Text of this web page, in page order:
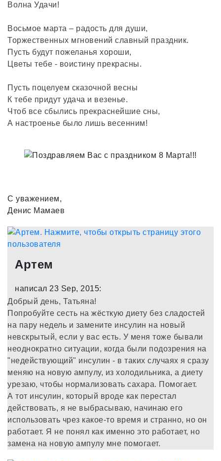
Волна Удачи!
Восьмое марта – радость для души,
Торжественных мгновений славный праздник.
Пусть будут пожеланья хороши,
Цветы тебе - воистину прекрасны.
Пусть поцелуем сказочной весны
К тебе придут удача и везенье.
Чтоб все сбылись прекраснейшие сны,
А настроенье было лишь весенним!
С уважением,
Денис Мамаев
Артем
написал 23 Sep, 2015:
Добрый день, Татьяна!
Попробуйте сесть на жёсткую диету без сладостей
на пару недель и замените инсулин на новый
невскрытый, если у вас есть. У меня тоже бывали
неоднократно ситуации, когда были подозрения на
"недействующий" инсулин - в таких случаях я сразу
меняю на новую ампулу, из холодильника, а диету
урезаю, чтобы нормализовать сахара. Помогает.
А тот инсулин, который вроде как перестал
действовать, я не выбрасываю, начинаю его
использовать чрез какое-то время и странно, но он
работает. Я не понял как именно это работает, но
замена на новую ампулу мне помогает.